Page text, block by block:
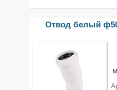
Отвод белый